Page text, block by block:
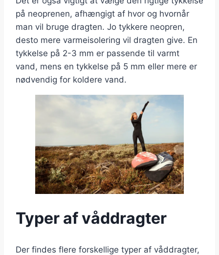
på neoprenen, afhængigt af hvor og hvornår
man vil bruge dragten. Jo tykkere neopren,
desto mere varmeisolering vil dragten give. En
tykkelse på 2-3 mm er passende til varmt
vand, mens en tykkelse på 5 mm eller mere er
nødvendig for koldere vand.
Typer af våddragter
Der findes flere forskellige typer af våddragter,